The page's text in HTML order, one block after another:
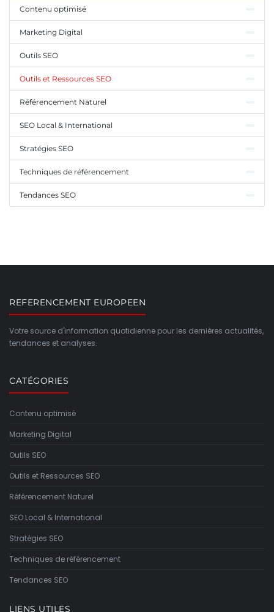
Contenu optimisé
Marketing Digital
Outils SEO
Outils et Ressources SEO
Référencement Naturel
SEO Local & International
Stratégies SEO
Techniques de référencement
Tendances SEO
REFERENCEMENT EUROPEEN
Votre source d'information quotidienne pour les dernières actualités,
tendances et analyses.
CATÉGORIES
Contenu optimisé
Marketing Digital
Outils SEO
Outils et Ressources SEO
Référencement Naturel
SEO Local & International
Stratégies SEO
Techniques de référencement
Tendances SEO
LIENS UTILES